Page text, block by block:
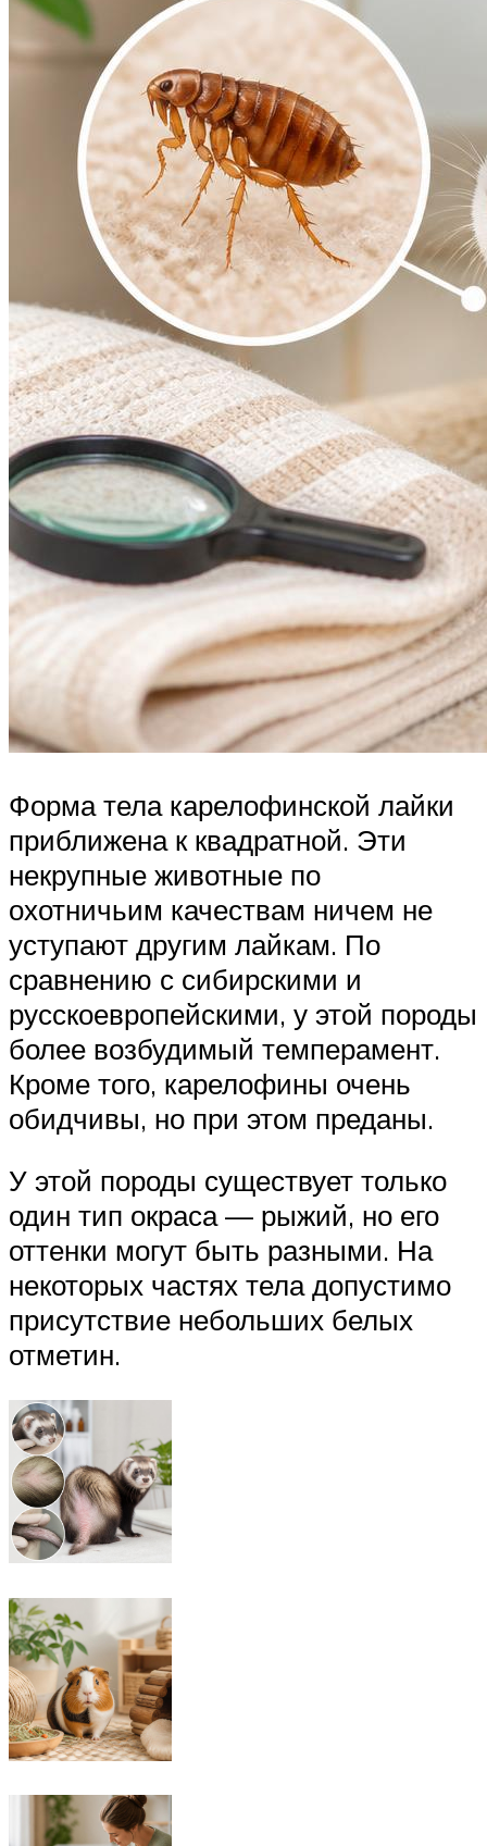
Форма тела карелофинской лайки
приближена к квадратной. Эти
некрупные животные по
охотничьим качествам ничем не
уступают другим лайкам. По
сравнению с сибирскими и
русскоевропейскими, у этой породы
более возбудимый темперамент.
Кроме того, карелофины очень
обидчивы, но при этом преданы.
У этой породы существует только
один тип окраса — рыжий, но его
оттенки могут быть разными. На
некоторых частях тела допустимо
присутствие небольших белых
отметин.